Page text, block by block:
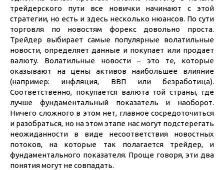
трейдерского пути все новички начинают с этой
стратегии, но есть и здесь несколько нюансов. По сути
торговля по новостям форекс довольно проста.
Трейдер выбирает самые популярные волатильные
новости, определяет данные и покупает или продает
валюту. Волатильные новости – это те, которые
оказывают на цены активов наибольшее влияние
(например: инфляция, ВВП или безработица).
Соответственно, покупается валюта той страны, где
лучше фундаментальный показатель и наоборот.
Ничего сложного в этом нет, главное сосредоточиться
и разобраться, но на этом этапе нас могут подстерегать
неожиданности в виде несоответствия новостных
потоков, на которые так полагается трейдер, и
фундаментального показателя. Проще говоря, эти два
понятия могут не совпадать.